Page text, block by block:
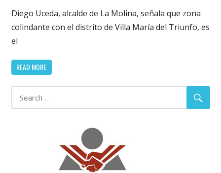
Diego Uceda, alcalde de La Molina, señala que zona
colindante con el distrito de Villa María del Triunfo, es
el
READ MORE